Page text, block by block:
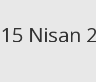
15 Nisan